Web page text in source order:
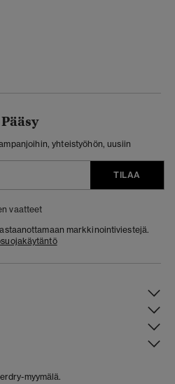
yhteistyöhön, uusiin
TILAA
vaatteet
markkinointiviestejä.
myymälä.